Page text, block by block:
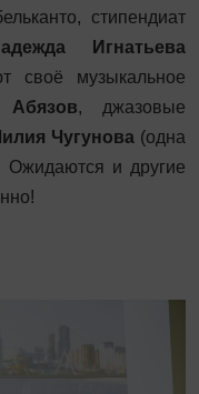
стипендиат
Игнатьева
своё музыкальное
Абязов, джазовые
Чугунова (одна
Ожидаются и другие